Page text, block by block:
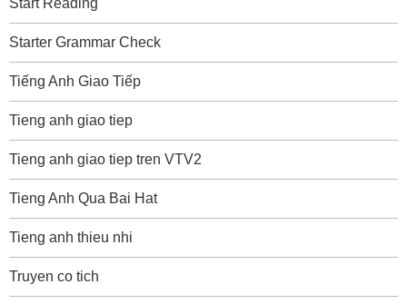
Starter Grammar Check
Tiếng Anh Giao Tiếp
Tieng anh giao tiep
Tieng anh giao tiep tren VTV2
Tieng Anh Qua Bai Hat
Tieng anh thieu nhi
Truyen co tich